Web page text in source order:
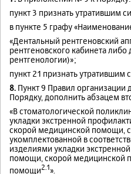
пункт 3 признать утратившим
в пункте 5 графу
«Дентальный рентгеновский
рентгеновского кабинета
рентгенологии)»;
пункт 21 признать утратившим
8. Пункт 9 Правил
Порядку, дополнить абзацем
«В стоматологической
укладки экстренной
скорой медицинской помощи,
укомплектованной в
изделиями укладки
помощи, скорой медицинской
помощи2.1 ».